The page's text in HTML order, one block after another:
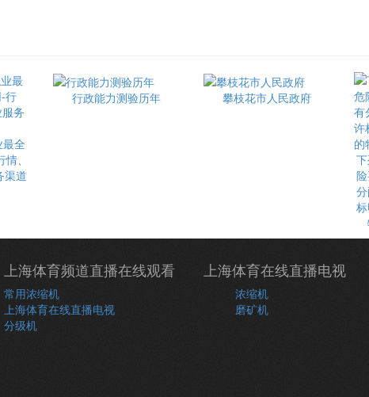
全
、
渠道
行政能力测验历年 攀枝花市人民政府
上海体育频道直播在线观看
常用浓缩机
上海体育在线直播电视
分级机
上海体育在线直播电视
浓缩机
磨矿机